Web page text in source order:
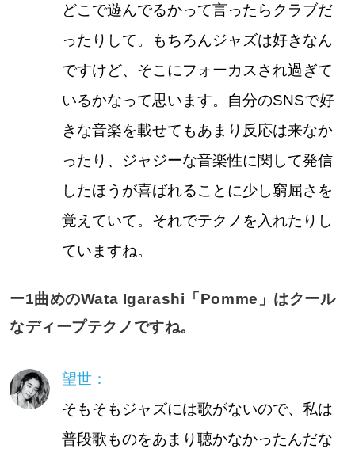
どこで遊んでるかって言ったらクラブだ
ったりして。もちろんジャズは好きなん
ですけど、そこにフォーカスされ過ぎて
いるかなって思います。自分のSNSで好
きな音楽を載せてもあまり反応は来なか
ったり、ジャジーな音楽性に関して発信
したほうが喜ばれることに少し窮屈さを
覚えていて。それでテクノを入れたりし
ていますね。
ー1曲めのWata Igarashi「Pomme」はクール
なディープテクノですね。
望世：
そもそもジャズには歌がないので、私は
普段歌ものをあまり聴かなかったんだな